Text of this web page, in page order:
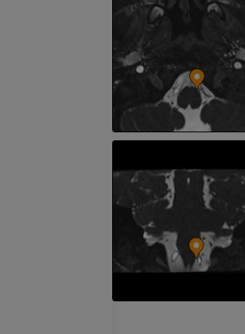
Radiographies du membre
Radiographies
Membre supérieur
Artériographie du membre
Visible human project